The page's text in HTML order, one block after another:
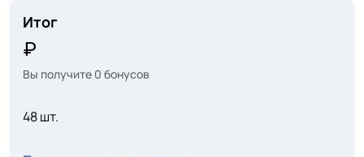
Итог
Вы получите 0 бонусов
48 шт.